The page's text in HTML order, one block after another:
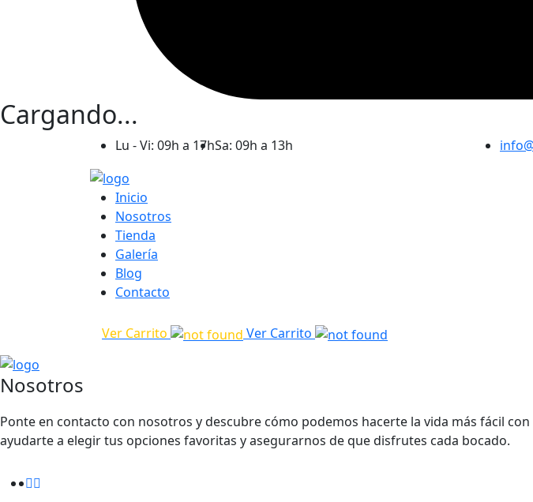
Cargando...
Lu - Vi: 09h a 17hSa: 09h a 13h
Inicio
Nosotros
Tienda
Galería
Blog
Contacto
Ver Carrito Ver Carrito
Nosotros
Ponte en contacto con nosotros y descubre cómo podemos hacerte la vida más fácil
ayudarte a elegir tus opciones favoritas y asegurarnos de que disfrutes cada bocado.